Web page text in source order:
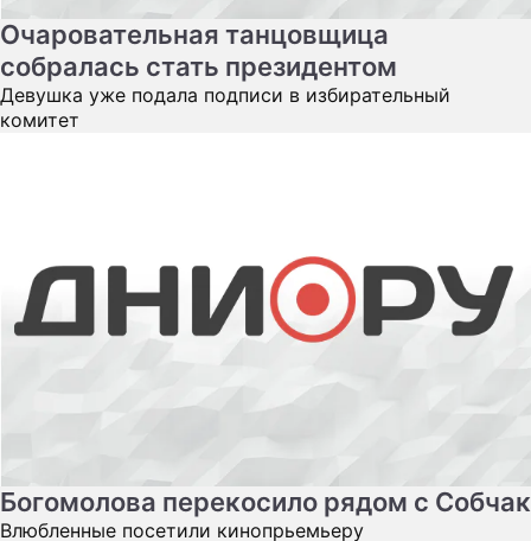
Очаровательная танцовщица
собралась стать президентом
Девушка уже подала подписи в избирательный
комитет
Богомолова перекосило рядом с Собчак
Влюбленные посетили кинопрьемьеру